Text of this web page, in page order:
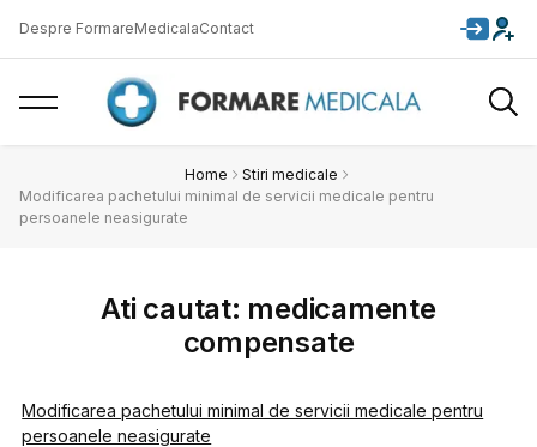
Despre FormareMedicalaContact
Home
Stiri medicale
Modificarea pachetului minimal de servicii medicale pentru
persoanele neasigurate
Ati cautat: medicamente
compensate
Modificarea pachetului minimal de servicii medicale pentru
persoanele neasigurate